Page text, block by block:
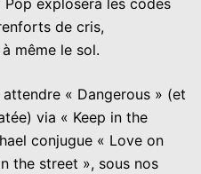
explosera les codes
de cris,
même le sol.
« Dangerous » (et
via « Keep in the
conjugue « Love on
the street », sous nos